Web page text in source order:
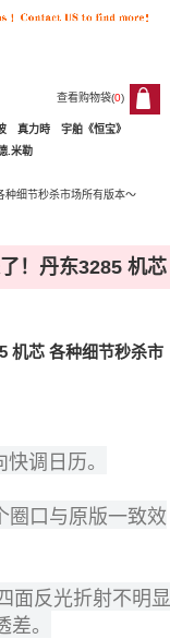
查看购物袋(0)
0
真力時
宇舶《恒宝》
.米勒
种细节秒杀市场所有版本～
！丹东3285 机
机芯 各种细节秒杀市
调日历。
圈口与原版一致效
面反光折射不明
。